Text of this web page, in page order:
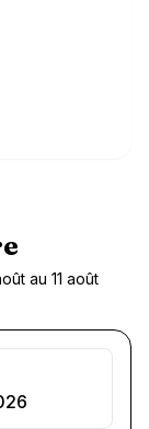
au 11 août